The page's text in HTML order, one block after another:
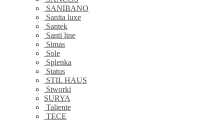
SANIBANO
Sanita luxe
Santek
Santi line
Simas
Sole
Splenka
Status
STIL HAUS
Stworki
SURYA
Taliente
TECE